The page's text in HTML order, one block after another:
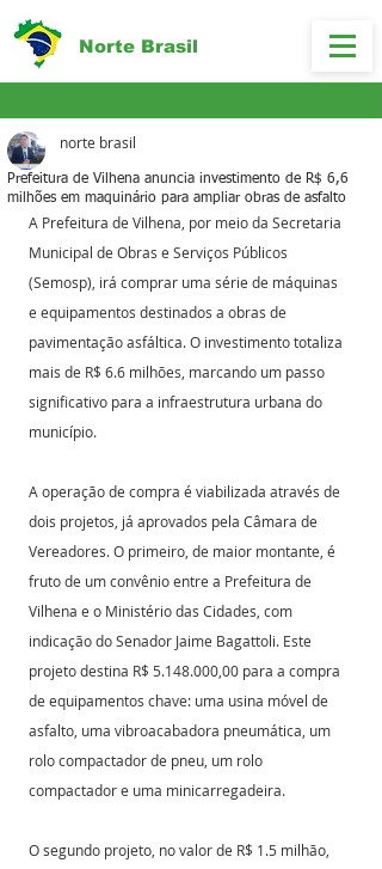
Norte Brasil
Prefeitura de Vilhena anuncia investimento de R$ 6,6
milhões em maquinário para ampliar obras de asfalto
norte brasil
A Prefeitura de Vilhena, por meio da Secretaria
Municipal de Obras e Serviços Públicos
(Semosp), irá comprar uma série de máquinas
e equipamentos destinados a obras de
pavimentação asfáltica. O investimento totaliza
mais de R$ 6.6 milhões, marcando um passo
significativo para a infraestrutura urbana do
município.
A operação de compra é viabilizada através de
dois projetos, já aprovados pela Câmara de
Vereadores. O primeiro, de maior montante, é
fruto de um convênio entre a Prefeitura de
Vilhena e o Ministério das Cidades, com
indicação do Senador Jaime Bagattoli. Este
projeto destina R$ 5.148.000,00 para a compra
de equipamentos chave: uma usina móvel de
asfalto, uma vibroacabadora pneumática, um
rolo compactador de pneu, um rolo
compactador e uma minicarregadeira.
O segundo projeto, no valor de R$ 1.5 milhão,